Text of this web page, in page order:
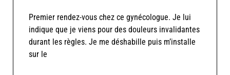
Premier rendez-vous chez ce gynécologue. Je lui
indique que je viens pour des douleurs invalidantes
durant les règles. Je me déshabille puis m’installe
sur le